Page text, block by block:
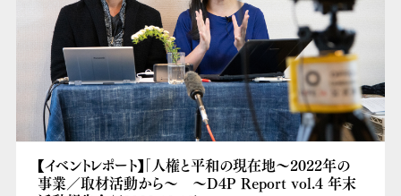
【イベントレポート】「人権と平和の現在地～2022年の
事業／取材活動から～ ～D4P Report vol.4 年末